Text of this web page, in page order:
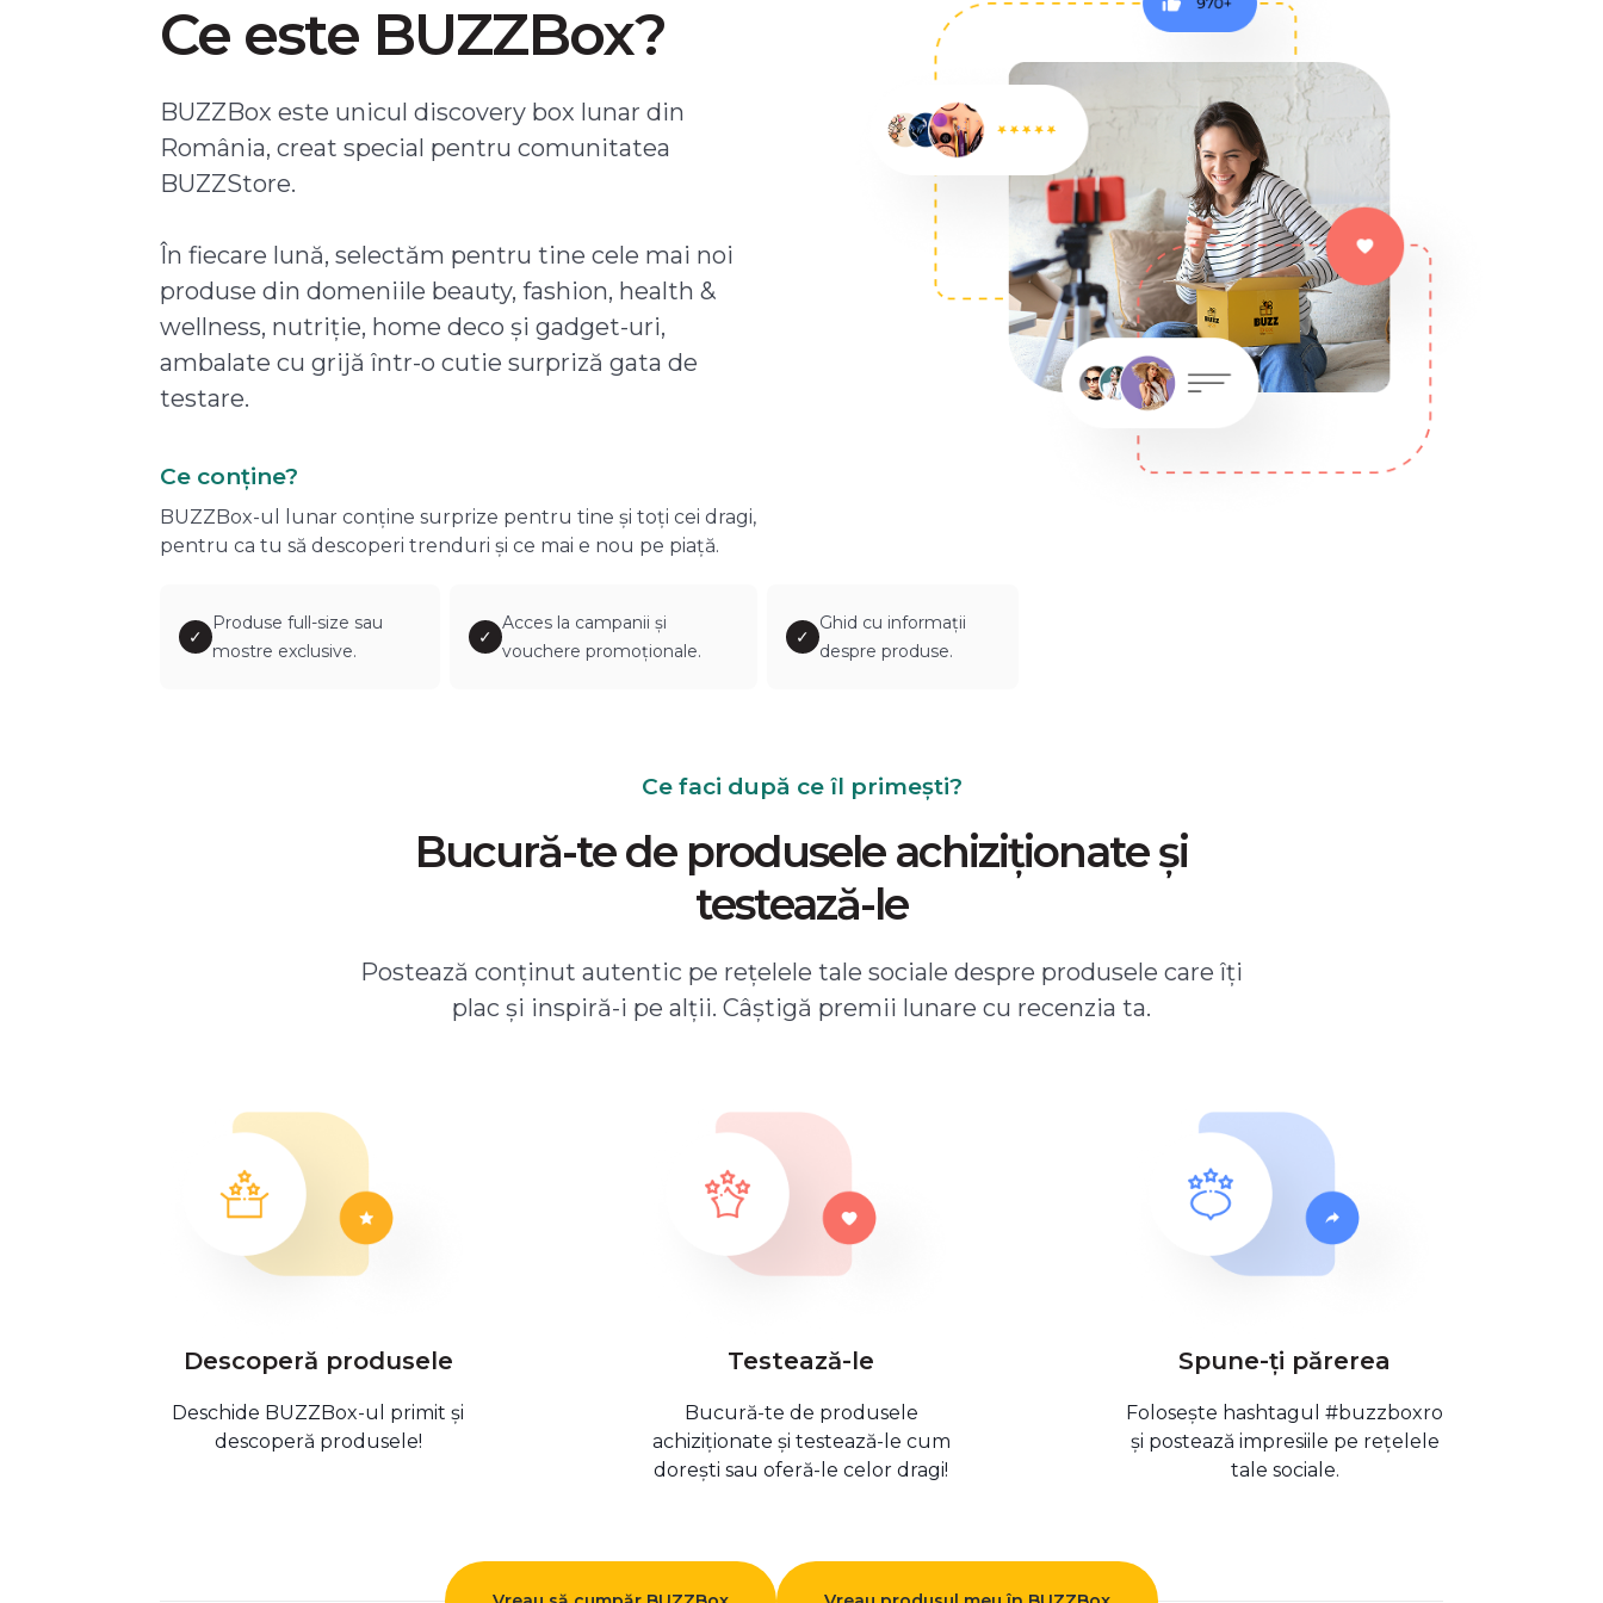
Ce este BUZZBox?
BUZZBox este unicul discovery box lunar din
România, creat special pentru comunitatea
BUZZStore.
În fiecare lună, selectăm pentru tine cele mai noi
produse din domeniile beauty, fashion, health &
wellness, nutriție, home deco și gadget-uri,
ambalate cu grijă într-o cutie surpriză gata de
testare.
Ce conține?
BUZZBox-ul lunar conține surprize pentru tine și toți cei dragi,
pentru ca tu să descoperi trenduri și ce mai e nou pe piață.
✓
Produse full-size sau
mostre exclusive.
✓
Acces la campanii și
vouchere promoționale.
✓
Ghid cu informații
despre produse.
Ce faci după ce îl primești?
Bucură-te de produsele achiziționate și
testează-le
Postează conținut autentic pe rețelele tale sociale despre produsele care îți
plac și inspiră-i pe alții. Câștigă premii lunare cu recenzia ta.
Descoperă produsele
Deschide BUZZBox-ul primit și
descoperă produsele!
Testează-le
Bucură-te de produsele
achiziționate și testează-le cum
dorești sau oferă-le celor dragi!
Spune-ți părerea
Folosește hashtagul #buzzboxro
și postează impresiile pe rețelele
tale sociale.